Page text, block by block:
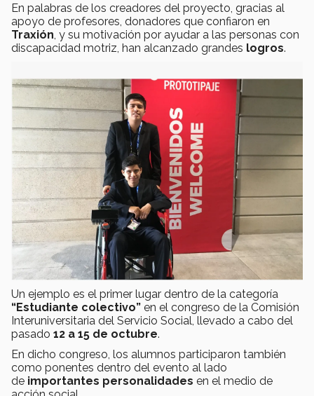
En palabras de los creadores del proyecto, gracias al
apoyo de profesores, donadores que confiaron en
Traxión , y su motivación por ayudar a las personas con
discapacidad motriz, han alcanzado grandes logros.
Un ejemplo es el primer lugar dentro de la categoría
“Estudiante colectivo” en el congreso de la Comisión
Interuniversitaria del Servicio Social, llevado a cabo del
pasado 12 a 15 de octubre.
En dicho congreso, los alumnos participaron también
como ponentes dentro del evento al lado
de importantes personalidades en el medio de